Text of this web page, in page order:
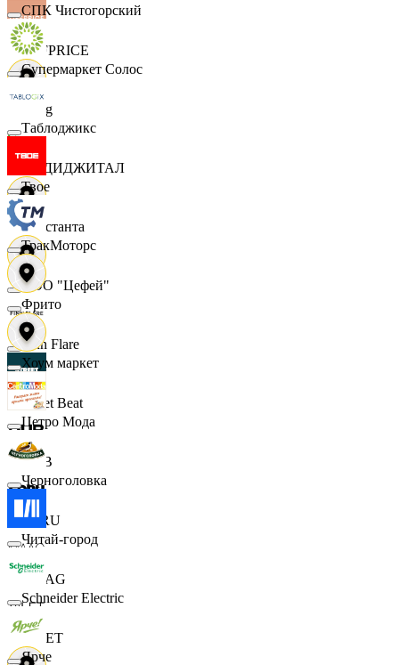
OFFPRICE
string
X5 ДИДЖИТАЛ
Константа
ООО "Цефей"
Finn Flare
Street Beat
DUB
ECRU
MAAG
VILET
СПК Чистогорский
Супермаркет Солос
Таблоджикс
Твое
ТракМоторс
Фрито
Хоум маркет
Цетро Мода
Черноголовка
Читай-город
Schneider Electric
Ярче